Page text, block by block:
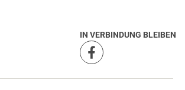
IN VERBINDUNG BLEIBEN